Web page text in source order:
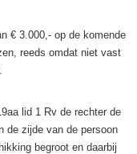
€ 3.000,- op de komende
reeds omdat niet vast
lid 1 Rv de rechter de
de zijde van de persoon
begroot en daarbij